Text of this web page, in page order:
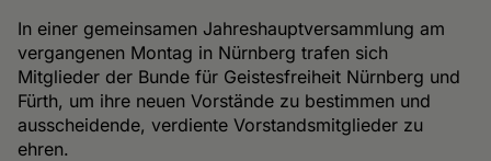
In einer gemeinsamen Jahreshauptversammlung am
vergangenen Montag in Nürnberg trafen sich
Mitglieder der Bunde für Geistesfreiheit Nürnberg und
Fürth, um ihre neuen Vorstände zu bestimmen und
ausscheidende, verdiente Vorstandsmitglieder zu
ehren.